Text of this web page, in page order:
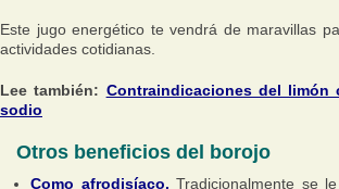
Este jugo energético te vendrá de maravillas
actividades cotidianas.
Lee también: Contraindicaciones del limón
sodio
Otros beneficios del borojo
Como afrodisíaco. Tradicionalmente se